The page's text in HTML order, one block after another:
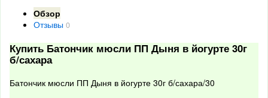
Обзор
Отзывы 0
Купить Батончик мюсли ПП Дыня в йогурте 30г
б/сахара
Батончик мюсли ПП Дыня в йогурте 30г б/сахара/30